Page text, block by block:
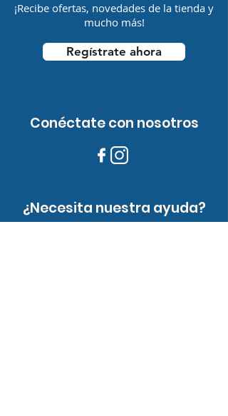
¡Recibe ofertas, novedades de la tienda y
mucho más!
Regístrate ahora
Conéctate con nosotros
¿Necesita nuestra ayuda?